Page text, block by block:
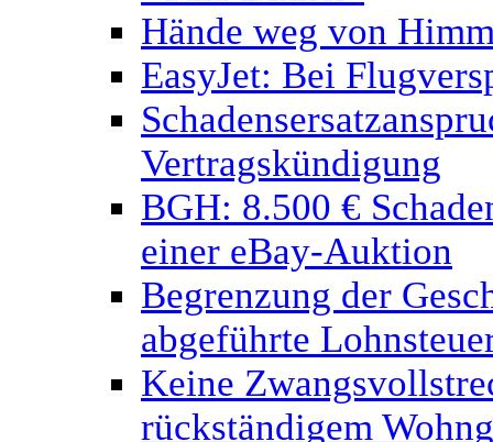
Hände weg von
EasyJet: Bei
Vertragskündigung
BGH: 8.500 €
einer eBay-Auktion
Begrenzung der
abgeführte
Keine
rückständigem